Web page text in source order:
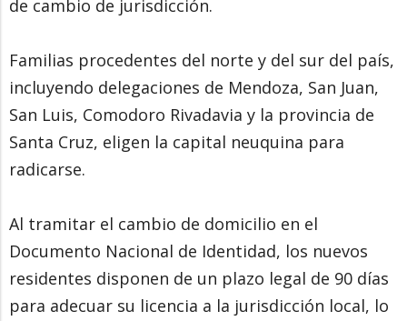
de cambio de jurisdicción.
Familias procedentes del norte y del sur del país,
incluyendo delegaciones de Mendoza, San Juan,
San Luis, Comodoro Rivadavia y la provincia de
Santa Cruz, eligen la capital neuquina para
radicarse.
Al tramitar el cambio de domicilio en el
Documento Nacional de Identidad, los nuevos
residentes disponen de un plazo legal de 90 días
para adecuar su licencia a la jurisdicción local, lo